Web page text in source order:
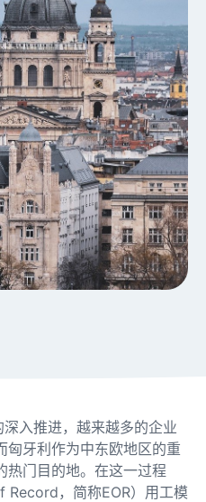
深入推进，越来越多的企业
匈牙利作为中东欧地区的重
热门目的地。在这一过程
，简称EOR）用工模